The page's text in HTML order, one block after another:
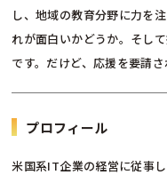
し、地域の教育分野に力を
れが面白いかどうか。そし
です。だけど、応援を要請
プロフィール
米国系IT企業の経営に従事